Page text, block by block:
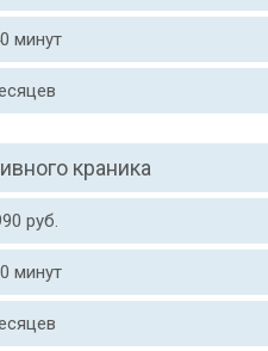
минут
краника
руб.
минут